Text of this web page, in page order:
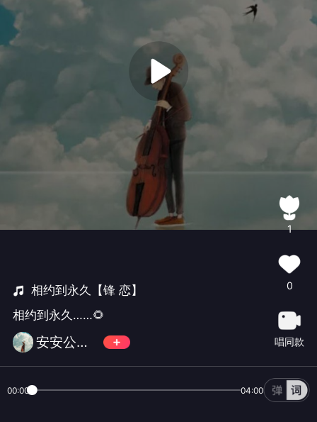
相约到永久【锋 恋】
相约到永久……🌻
安安公主Anita
1
0
唱同款
00:00 04:00